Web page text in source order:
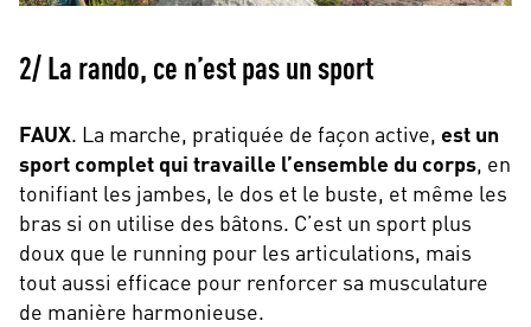
2/ La rando, ce n’est pas un sport
FAUX. La marche, pratiquée de façon active, est un
sport complet qui travaille l’ensemble du corps, en
tonifiant les jambes, le dos et le buste, et même les
bras si on utilise des bâtons. C’est un sport plus
doux que le running pour les articulations, mais
tout aussi efficace pour renforcer sa musculature
de manière harmonieuse.